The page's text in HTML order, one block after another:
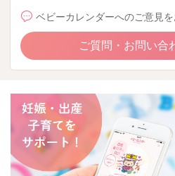
ベビーカレンダーへのご意見
ご質問・お問い合